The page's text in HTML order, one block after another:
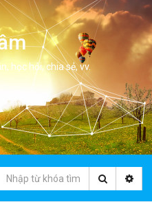
học hỏi, chia sẻ, vv.